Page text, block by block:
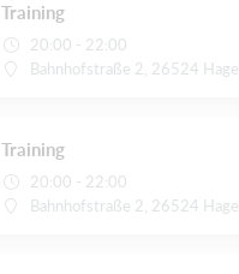
Training
20:00 - 22:00
Bahnhofstraße 2, 26524 Hage
Training
20:00 - 22:00
Bahnhofstraße 2, 26524 Hage